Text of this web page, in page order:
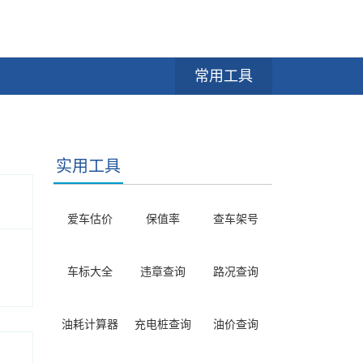
常用工具
实用工具
爱车估价 保值率 查车架号
车标大全 违章查询 路况查询
油耗计算器 充电桩查询 油价查询